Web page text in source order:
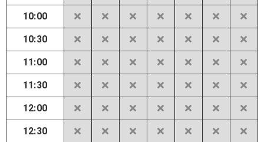
10:00
10:30
11:00
11:30
12:00
12:30